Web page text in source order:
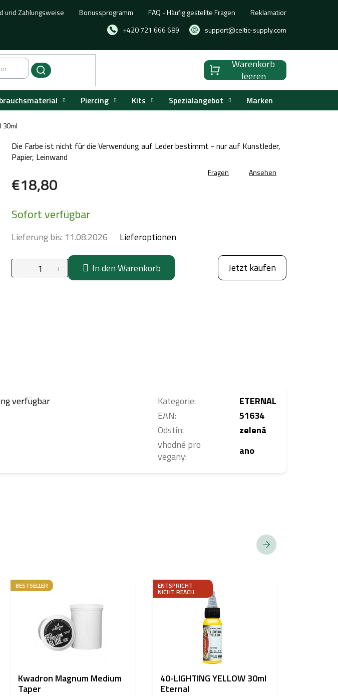
+420 721 666 689 support@celtic-supply.com
und Zahlungsweise Bonussprogramm FAQ - Häufig gestellte Fragen Reklamation, Umtausch
Warenkorb
Warenkorb
leeren
Piercing Kits Spezialangebot Marken
30ml
€18,80
Sofort verfügbar
Lieferung bis: 11.08.2026 Lieferoptionen
In den Warenkorb Jetzt kaufen
Die Farbe ist nicht für die Verwendung auf Leder bestimmt - nur auf Kunstleder,
Papier, Leinwand
Fragen Ansehen
verfügbar Kategorie:
ETERNAL
EAN:
51634
Odstín:
zelená
vhodné pro
vegany: ano
BESTSELLER
Kwadron Magnum Medium
Taper
ENTSPRICHT
NICHT REACH
40-LIGHTING YELLOW 30ml
Eternal